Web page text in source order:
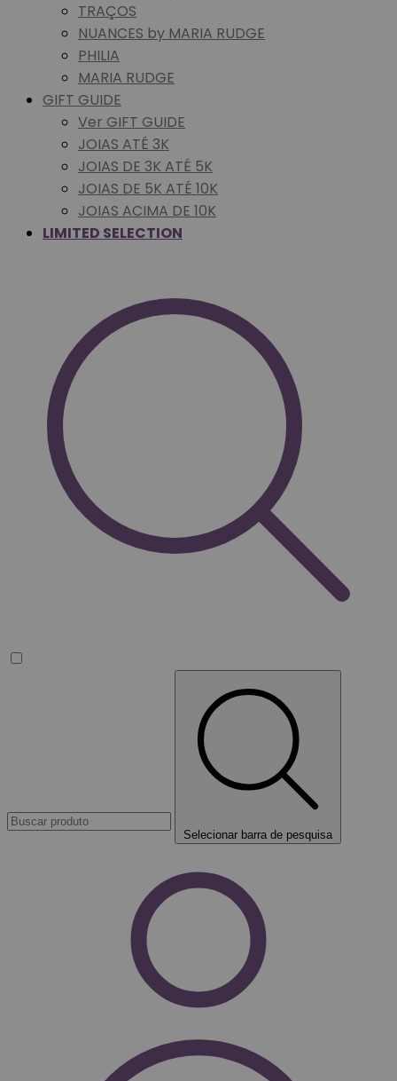
TRAÇOS
NUANCES by MARIA RUDGE
PHILIA
MARIA RUDGE
GIFT GUIDE
Ver GIFT GUIDE
JOIAS ATÉ 3K
JOIAS DE 3K ATÉ 5K
JOIAS DE 5K ATÉ 10K
JOIAS ACIMA DE 10K
LIMITED SELECTION
Selecionar barra de pesquisa